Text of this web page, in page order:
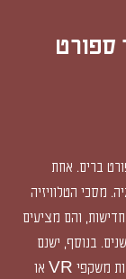
ספורט
ברים. אחת
מסכי הטלוויזיה
והם מציעים
תמונה וסאונד באיכות גבוהה שלא היו אפילו לפני 10 שנים. בנוסף, ישנם
כעת ספורט ברים המציעים צפייה במשחקים באמצעות משקפי VR או